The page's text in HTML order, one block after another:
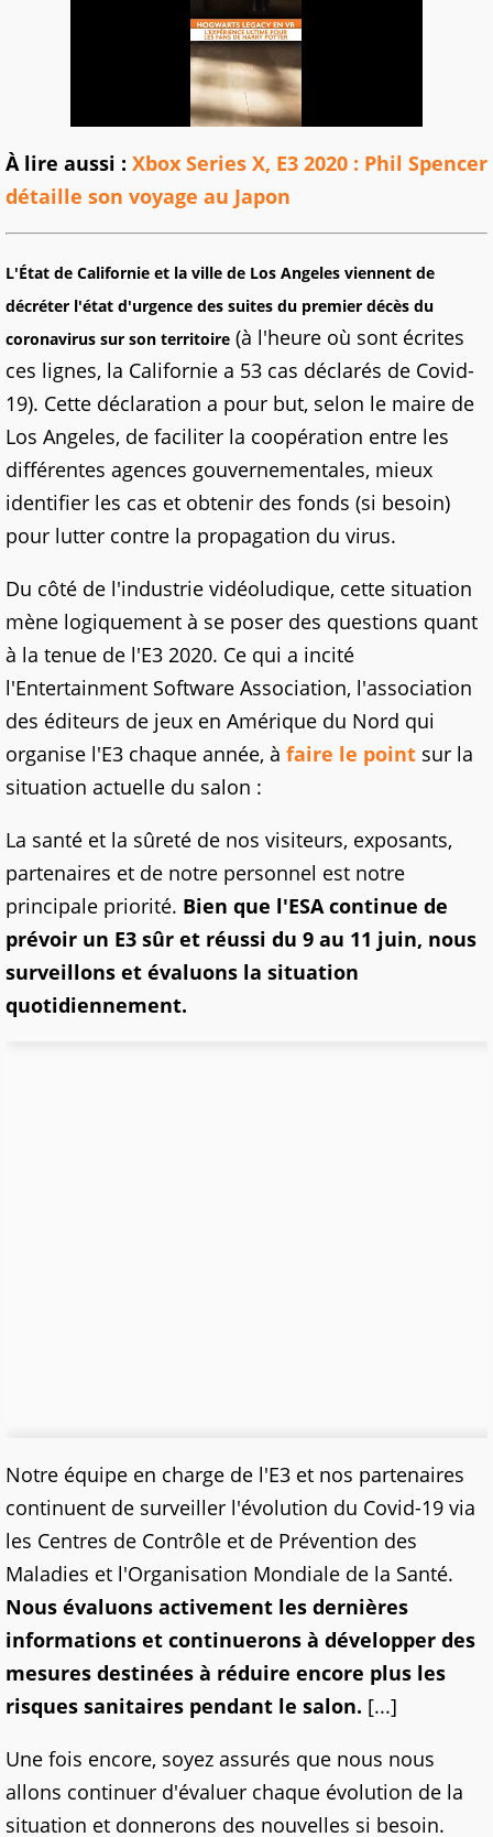
À lire aussi : Xbox Series X, E3 2020 : Phil Spencer
détaille son voyage au Japon
L'État de Californie et la ville de Los Angeles viennent de
décréter l'état d'urgence des suites du premier décès du
coronavirus sur son territoire (à l'heure où sont écrites
ces lignes, la Californie a 53 cas déclarés de Covid-
19). Cette déclaration a pour but, selon le maire de
Los Angeles, de faciliter la coopération entre les
différentes agences gouvernementales, mieux
identifier les cas et obtenir des fonds (si besoin)
pour lutter contre la propagation du virus.
Du côté de l'industrie vidéoludique, cette situation
mène logiquement à se poser des questions quant
à la tenue de l'E3 2020. Ce qui a incité
l'Entertainment Software Association, l'association
des éditeurs de jeux en Amérique du Nord qui
organise l'E3 chaque année, à faire le point sur la
situation actuelle du salon :
La santé et la sûreté de nos visiteurs, exposants,
partenaires et de notre personnel est notre
principale priorité. Bien que l'ESA continue de
prévoir un E3 sûr et réussi du 9 au 11 juin, nous
surveillons et évaluons la situation
quotidiennement.
Notre équipe en charge de l'E3 et nos partenaires
continuent de surveiller l'évolution du Covid-19 via
les Centres de Contrôle et de Prévention des
Maladies et l'Organisation Mondiale de la Santé.
Nous évaluons activement les dernières
informations et continuerons à développer des
mesures destinées à réduire encore plus les
risques sanitaires pendant le salon. [...]
Une fois encore, soyez assurés que nous nous
allons continuer d'évaluer chaque évolution de la
situation et donnerons des nouvelles si besoin.